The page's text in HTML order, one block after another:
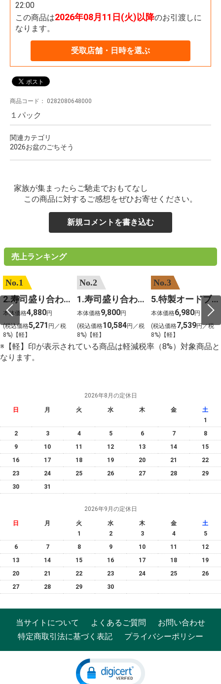
受取店舗・日時を選ぶ
22:00
この商品は2026年08月11日(火)以降のお引渡しに
なります。
商品コード： 0282080648000
１パック
関連カテゴリ
2026お盆のごちそう
家族が集まったらご馳走でおもてなし
この商品に対するご感想をぜひお寄せください。
新規コメントを書き込む
売上ランキング
No.1
2.寿司盛り合わせ 鳳凰～ほうおう～
本体価格4,880円
(税込価格5,271 円／税
8%)【軽】
No.2
1.寿司盛り合わせ 饗宴～きょうえん～
本体価格9,800円
(税込価格10,584円／税
8%)【軽】
No.3
5.特製オードブル
本体価格6,980円
(税込価格7,539円／税
8%)【軽】
※【軽】印が表示されている商品は軽減税率（8%）対象商品と
なります。
2026年8月の定休日
日 月 火 水 木 金
土
1
2
3 4 5 6 7
8
9
10 11 12 13 14
15
16
17 18 19 20 21
22
23
24 25 26 27 28
29
30
31
2026年9月の定休日
日 月 火 水 木 金
土
1
2 3 4
5
6
7 8 9 10 11
12
13
14 15 16 17 18
19
20
21 22 23 24 25
26
27
28 29 30
当サイトについて よくあるご質問
お問い合わせ
特定商取引法に基づく表記
プライバシーポリシー